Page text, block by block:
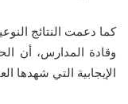
كما دعمت النتائج
وقادة المدارس، أن
الإيجابية التي شهدها